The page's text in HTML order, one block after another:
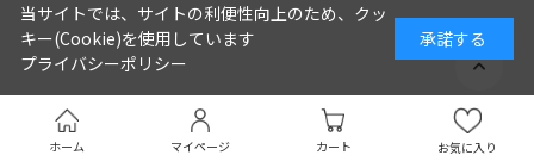
ホーム マイページ カート お気に入り
当サイトでは、サイトの利便性向上のため、クッ
キー(Cookie)を使用しています
プライバシーポリシー
承諾する